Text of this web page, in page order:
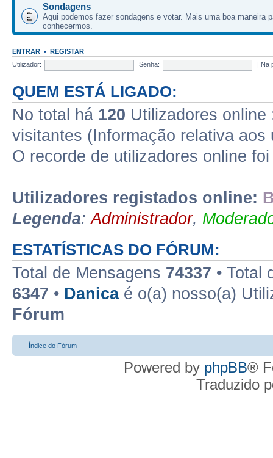
Sondagens
Aqui podemos fazer sondagens e votar. Mais uma boa maneira
conhecermos.
ENTRAR • REGISTAR
Utilizador:
Senha: Na
QUEM ESTÁ LIGADO:
No total há 120 Utilizadores
visitantes (Informação relativa
O recorde de utilizadores online
Utilizadores registados online:
Legenda:Administrador,
ESTATÍSTICAS DO FÓRUM:
Total de Mensagens 74337 • Total
6347 • Danicaé o(a) nosso(a)
Fórum
Índice do Fórum
Powered by phpBB®
Traduzido